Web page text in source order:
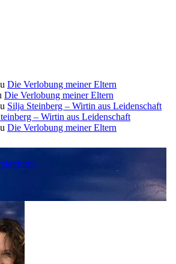
Die Verlobung meiner Eltern
Die Verlobung meiner Eltern
Silja Steinberg – Wirtin aus Leidenschaft
– Wirtin aus Leidenschaft
Die Verlobung meiner Eltern